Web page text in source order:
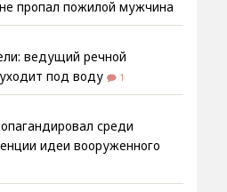
пропал пожилой мужчина
ведущий речной
под воду
1
среди
идеи вооруженного